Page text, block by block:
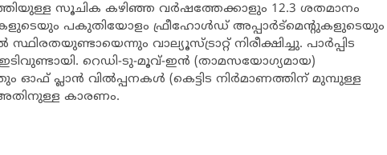
സൂചിക കഴിഞ്ഞ വര്‍ഷത്തേക്കാളും 12.3 ശതമാനം
പകുതിയോളം ഫ്രീഹോള്‍ഡ് അപ്പാര്‍ട്‌മെന്റുകളുടെയും
സ്ഥിരതയുണ്ടായെന്നും വാല്യൂസ്ട്രാറ്റ് നിരീക്ഷിച്ചു. പാര്‍പ്പിട
റെഡി-ടു-മൂവ്-ഇന്‍ (താമസയോഗ്യമായ)
ഓഫ് പ്ലാന്‍ വില്‍പ്പനകള്‍ (കെട്ടിട നിര്‍മാണത്തിന് മുമ്പുള്ള
കാരണം.